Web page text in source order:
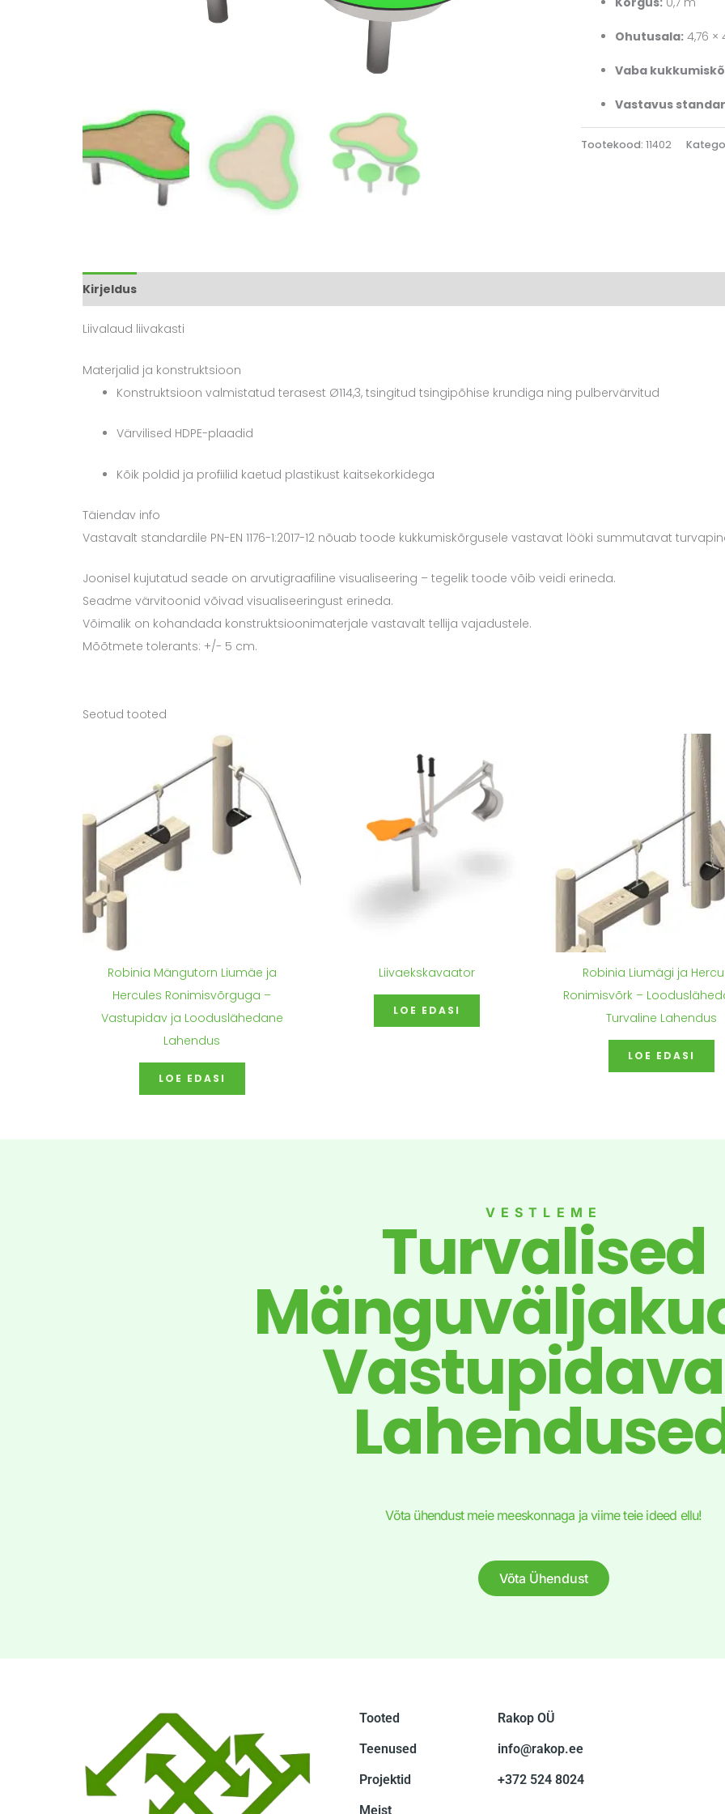
Ohutusala:4,76 ×
Vaba
Vastavus
Tootekood: 11402
Kirjeldus
Liivalaud liivakasti
Materjalid ja konstruktsioon
Konstruktsioon valmistatud terasest Ø114,3, tsingitud tsingipõhise krundiga ning pulbervärvitud
Värvilised HDPE-plaadid
Kõik poldid ja profiilid kaetud plastikust kaitsekorkidega
Täiendav info
Vastavalt standardile PN-EN 1176-1:2017-12 nõuab toode kukkumiskõrgusele vastavat lööki summutavat
Joonisel kujutatud seade on arvutigraafiline visualiseering – tegelik toode võib veidi erineda.
Seadme värvitoonid võivad visualiseeringust erineda.
Võimalik on kohandada konstruktsioonimaterjale vastavalt tellija vajadustele.
Mõõtmete tolerants: +/- 5 cm.
Seotud tooted
Robinia Mängutorn Liumäe ja
Hercules Ronimisvõrguga –
Vastupidav ja Looduslähedane
Lahendus
LOE EDASI
Liivaekskavaator
LOE EDASI
Robinia Liumägi ja
Ronimisvõrk –
Turvaline Lahendus
LOE EDASI
VESTLEME
Turvalised
Võta ühendust meie meeskonnaga ja viime teie ideed ellu!
Võta Ühendust
Tooted
Teenused
Projektid
Meist
Rakop OÜ
info@rakop.ee
+372 524 8024